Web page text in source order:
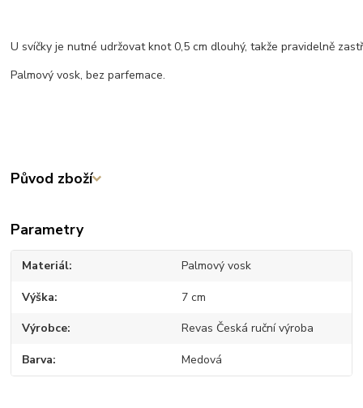
U svíčky je nutné udržovat knot 0,5 cm dlouhý, takže pravidelně
Palmový vosk, bez parfemace.
Původ zboží
Parametry
Materiál Palmový vosk
Výška 7 cm
Výrobce Revas Česká ruční výroba
Barva Medová